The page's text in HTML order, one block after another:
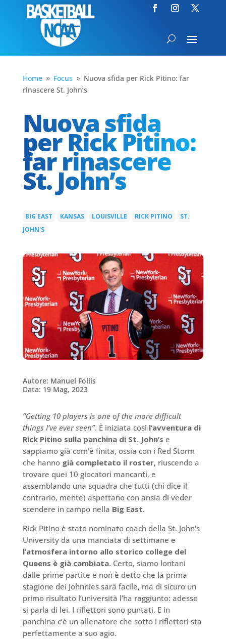
Home 9 Focus 9 Nuova sfida per Rick Pitino: far
rinascere St. John’s
Nuova sfida
per Rick Pitino:
far rinascere
St. John’s
BIG EAST KANSAS LOUISVILLE RICK PITINO
ST.
JOHN'S
Autore: Manuel Follis
Data: 19 Mag, 2023
“Getting 10 players is one of the more difficult
things I’ve ever seen”. È iniziata così l’avventura di
Rick Pitino sulla panchina di St. John’s e
sappiamo già com’è finita, ossia con i Red Storm
che hanno già completato il roster, riuscendo a
trovare quei 10 giocatori mancanti, e
assemblando una squadra che tutti (chi dice il
contrario, mente) aspettano con ansia di veder
scendere in campo nella Big East.
Rick Pitino è stato nominato coach della St. John’s
University da una manciata di settimane e
l’atmosfera intorno allo storico college del
Queens è già cambiata.Certo, siamo lontani
dalle prime partite e non è detto che la prima
stagione dei Johnnies sarà facile, ma di sicuro un
primo risultato l’università l’ha raggiunto: adesso
si parla di lei. I riflettori sono puntati. E in
panchina c’è un allenatore che sotto i riflettori sta
perfettamente a suo agio.